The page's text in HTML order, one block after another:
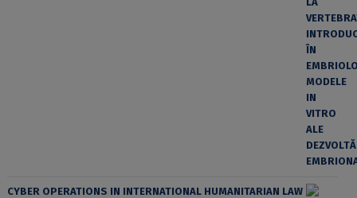
CYBER OPERATIONS IN INTERNATIONAL HUMANITARIAN LAW